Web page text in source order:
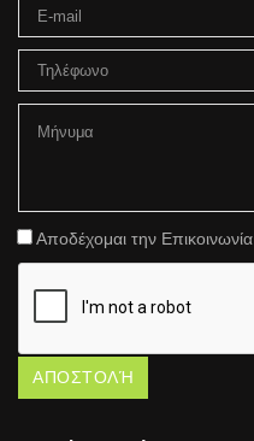
Αποδέχομαι την Επικοινωνία